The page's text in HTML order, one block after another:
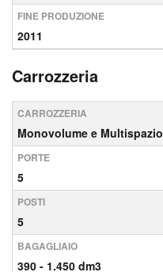
FINE PRODUZIONE
2011
Carrozzeria
CARROZZERIA
Monovolume e Multispazio
PORTE
5
POSTI
5
BAGAGLIAIO
390 - 1.450 dm3